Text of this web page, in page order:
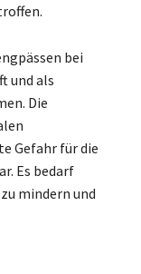
bei
und als
Die
Gefahr für die
Es bedarf
mindern und